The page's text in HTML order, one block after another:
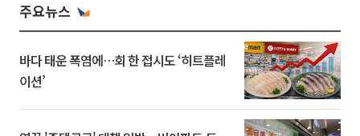
주요뉴스
바다 태운 폭염에…회 한 접시도 ‘히트플레
이션’